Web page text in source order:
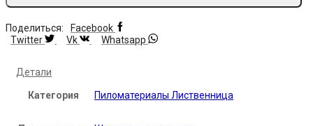
Поделиться:
Facebook
Twitter
Vk Whatsapp
Детали
Категория Пиломатериалы Лиственница